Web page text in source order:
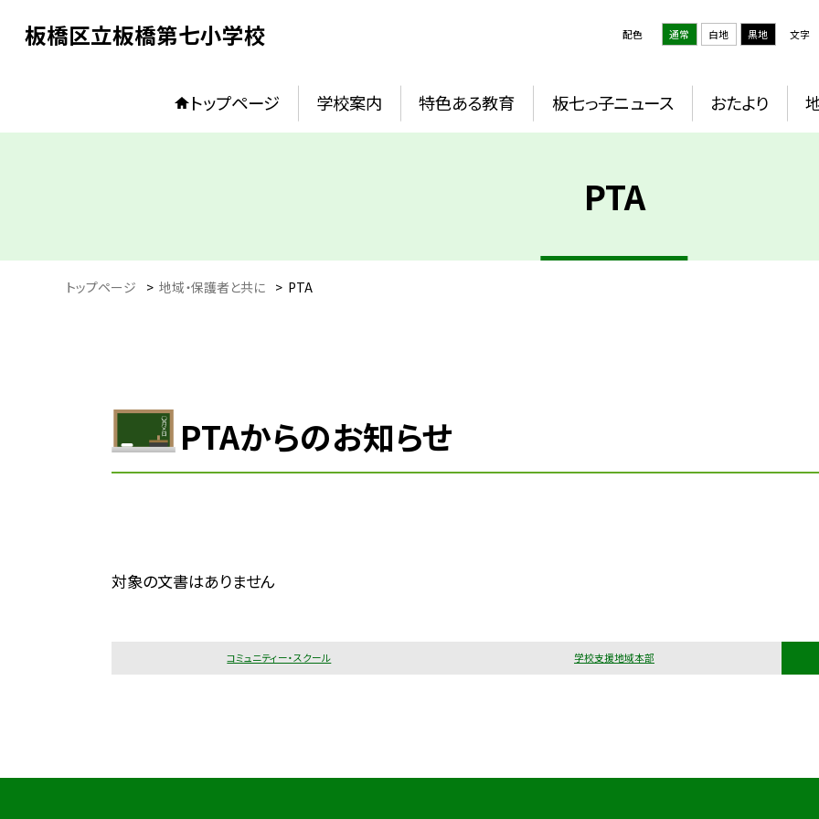
板橋区立板橋第七小学校 配色 通常 白地 黒地 文字
トップページ 学校案内 特色ある教育 板七っ子ニュース おたより
PTA
トップページ > 地域・保護者と共に > PTA
PTAからのお知らせ
対象の文書はありません
コミュニティー・スクール 学校支援地域本部